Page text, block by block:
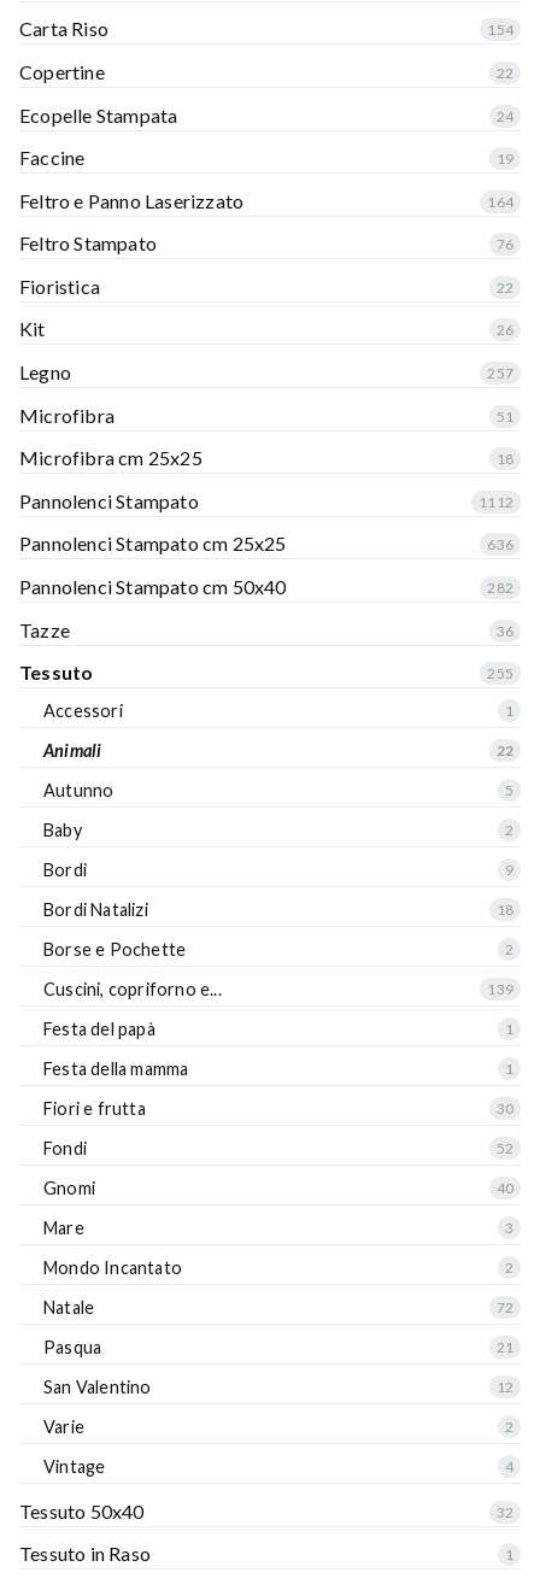
Carta Riso 154
Copertine 22
Ecopelle Stampata 24
Faccine 19
Feltro e Panno Laserizzato 164
Feltro Stampato 76
Fioristica 22
Kit 26
Legno 257
Microfibra 51
Microfibra cm 25x25 18
Pannolenci Stampato 1112
Pannolenci Stampato cm 25x25 636
Pannolenci Stampato cm 50x40 282
Tazze 36
Tessuto 255
Accessori 1
Animali 22
Autunno 5
Baby 2
Bordi 9
Bordi Natalizi 18
Borse e Pochette 2
Cuscini, copriforno e... 139
Festa del papà 1
Festa della mamma 1
Fiori e frutta 30
Fondi 52
Gnomi 40
Mare 3
Mondo Incantato 2
Natale 72
Pasqua 21
San Valentino 12
Varie 2
Vintage 4
Tessuto 50x40 32
Tessuto in Raso 1